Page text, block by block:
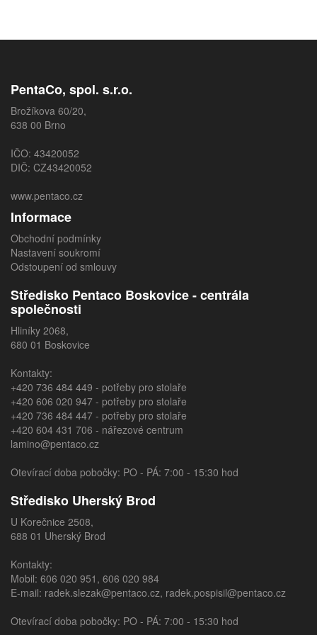
PentaCo, spol. s.r.o.
Brožíkova 60/20,
638 00 Brno
IČO: 43420052
DIČ: CZ43420052
www.pentaco.cz
Informace
Obchodní podmínky
Nastavení soukromí
Odstoupení od smlouvy
Středisko Pentaco Boskovice - centrála
společnosti
Hliníky 2068,
680 01 Boskovice
Kontakty:
+420 736 484 449 - potřeby pro stolaře
+420 606 020 947 - potřeby pro stolaře
+420 736 484 447 - potřeby pro stolaře
+420 604 431 706 - nářezové centrum
lamino@pentaco.cz
Otevírací doba pobočky: PO - PÁ: 7:00 - 15:30 hod
Středisko Uherský Brod
U Korečnice 2508,
688 01 Uherský Brod
Kontakty:
Mobil: 606 020 951 , 606 020 984
E-mail: radek.slezak@pentaco.cz, radek.pospisil@pentaco.cz
Otevírací doba pobočky: PO - PÁ: 7:00 - 15:30 hod